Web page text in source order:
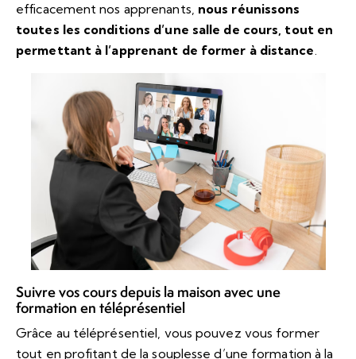
efficacement nos apprenants, nous réunissons
toutes les conditions d’une salle de cours, tout en
permettant à l’apprenant de former à distance.
Suivre vos cours depuis la maison avec une
formation en téléprésentiel
Grâce au téléprésentiel, vous pouvez vous former
tout en profitant de la souplesse d’une formation à la